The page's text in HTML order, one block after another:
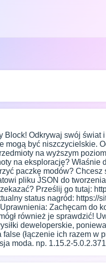
Odkrywaj swój świat
być niszczycielskie.
na wyższym
na eksplorację?
paczkę modów? Chcesz
pliku JSON do
Prześlij go tutaj:
status nagród: https://
Zachęcam do
również je sprawdzić!
deweloperskie,
(łączenie ich razem w
moda. np. 1.15.2-5.0.2.371